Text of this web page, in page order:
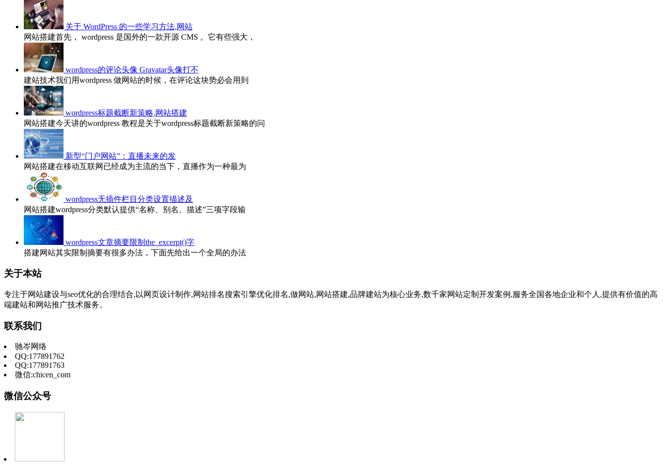
关于 WordPress 的一些学习方法,网站
网站搭建首先， wordpress 是国外的一款开源 CMS 。它有些强大，
wordpress的评论头像 Gravatar头像打不
建站技术我们用wordpress 做网站的时候，在评论这块势必会用到
wordpress标题截断新策略,网站搭建
网站搭建今天讲的wordpress 教程是关于wordpress标题截断新策略的问
新型“门户网站”：直播未来的发
网站搭建在移动互联网已经成为主流的当下，直播作为一种最为
wordpress无插件栏目分类设置描述及
网站搭建wordpress分类默认提供“名称、别名、描述”三项字段输
wordpress文章摘要限制the_excerpt()字
搭建网站其实限制摘要有很多办法，下面先给出一个全局的办法
关于本站
专注于网站建设与seo优化的合理结合,以网页设计制作,网站排名搜索引擎优化排名,做网站,网站搭建,品牌建站为核心业务,数千家网站定制开发案例,服务全国各地企业和个人,提供有价值的高
端建站和网站推广技术服务。
联系我们
驰岑网络
QQ:177891762
QQ:177891763
微信:chicen_com
微信公众号